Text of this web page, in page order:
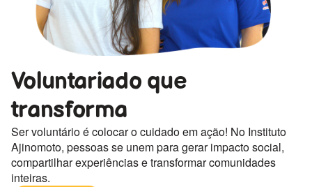
Voluntariado que
transforma
Ser voluntário é colocar o cuidado em ação! No Instituto
Ajinomoto, pessoas se unem para gerar impacto social,
compartilhar experiências e transformar comunidades
inteiras.